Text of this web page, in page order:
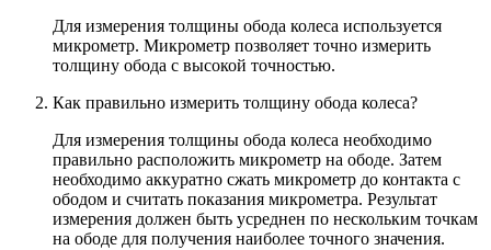
Для измерения толщины обода колеса используется
микрометр. Микрометр позволяет точно измерить
толщину обода с высокой точностью.
Как правильно измерить толщину обода колеса?
Для измерения толщины обода колеса необходимо
правильно расположить микрометр на ободе. Затем
необходимо аккуратно сжать микрометр до контакта с
ободом и считать показания микрометра. Результат
измерения должен быть усреднен по нескольким точкам
на ободе для получения наиболее точного значения.